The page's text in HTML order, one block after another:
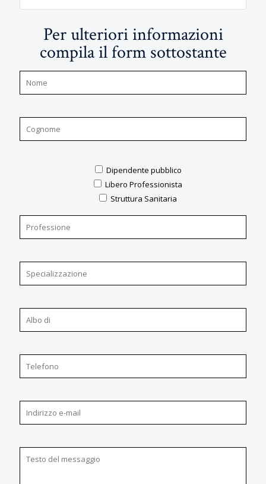
Per ulteriori informazioni
compila il form sottostante
Dipendente pubblico
Libero Professionista
Struttura Sanitaria